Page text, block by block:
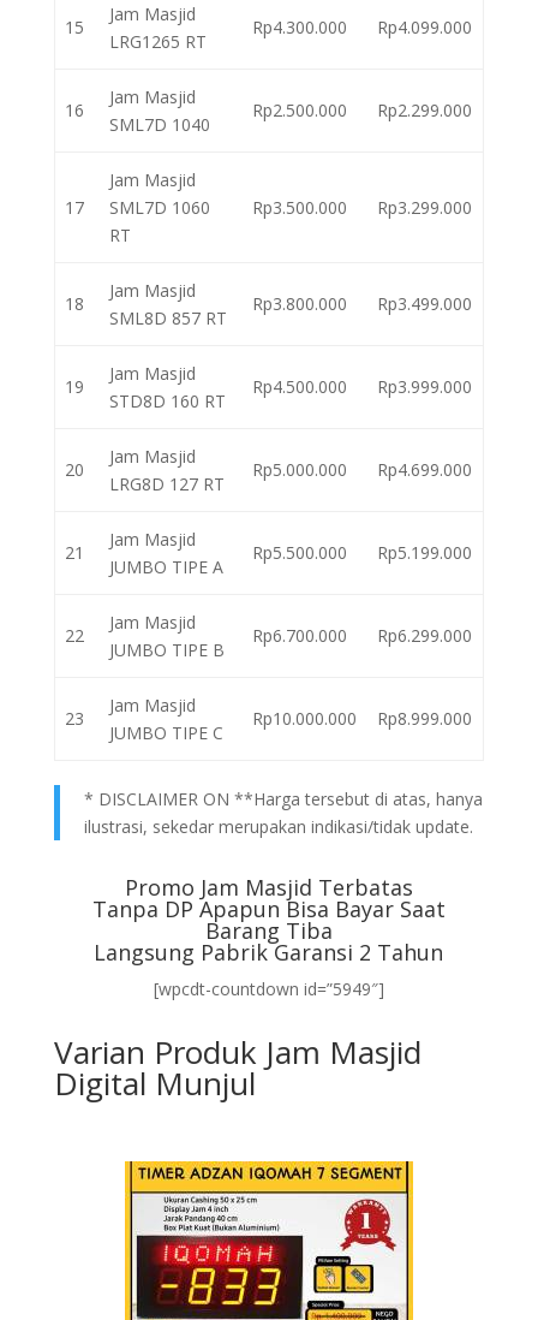
15
Jam Masjid
LRG1265 RT
Rp4.300.000 Rp4.099.000
16
Jam Masjid
SML7D 1040
Rp2.500.000 Rp2.299.000
17
Jam Masjid
SML7D 1060
RT
Rp3.500.000 Rp3.299.000
18
Jam Masjid
SML8D 857 RT
Rp3.800.000 Rp3.499.000
19
Jam Masjid
STD8D 160 RT
Rp4.500.000 Rp3.999.000
20
Jam Masjid
LRG8D 127 RT
Rp5.000.000 Rp4.699.000
21
Jam Masjid
JUMBO TIPE A
Rp5.500.000 Rp5.199.000
22
Jam Masjid
JUMBO TIPE B
Rp6.700.000 Rp6.299.000
23
Jam Masjid
JUMBO TIPE C
Rp10.000.000 Rp8.999.000
* DISCLAIMER ON **Harga tersebut di atas, hanya
ilustrasi, sekedar merupakan indikasi/tidak update.
Promo Jam Masjid Terbatas
Tanpa DP Apapun Bisa Bayar Saat
Barang Tiba
Langsung Pabrik Garansi 2 Tahun
[wpcdt-countdown id=”5949″]
Varian Produk Jam Masjid
Digital Munjul